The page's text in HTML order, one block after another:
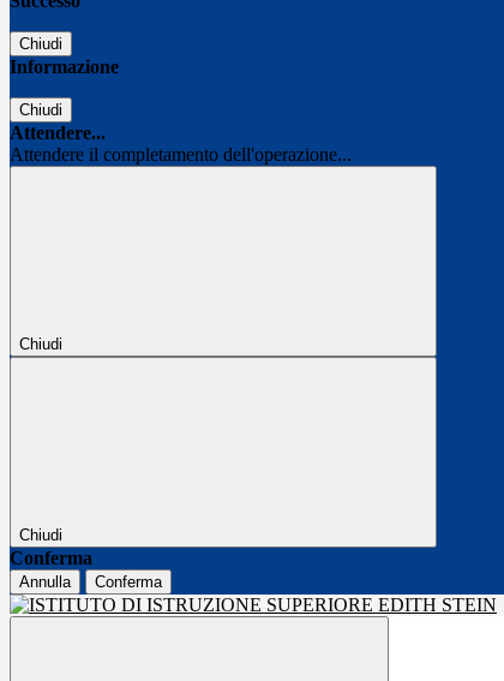
Chiudi
Informazione
Chiudi
Attendere...
Attendere il completamento dell'operazione...
Chiudi
Chiudi
Conferma
Annulla Conferma